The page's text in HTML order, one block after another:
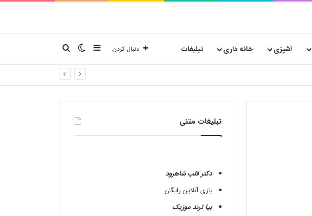
آشپزی خانه داری تبلیغات دنبال کردن نوارکناریتغییر پوسته
جستجو برای
تبلیغات متنی
دکتر قلب شاهرود
بازی آنلاین رایگان
بیا ترند موزیک